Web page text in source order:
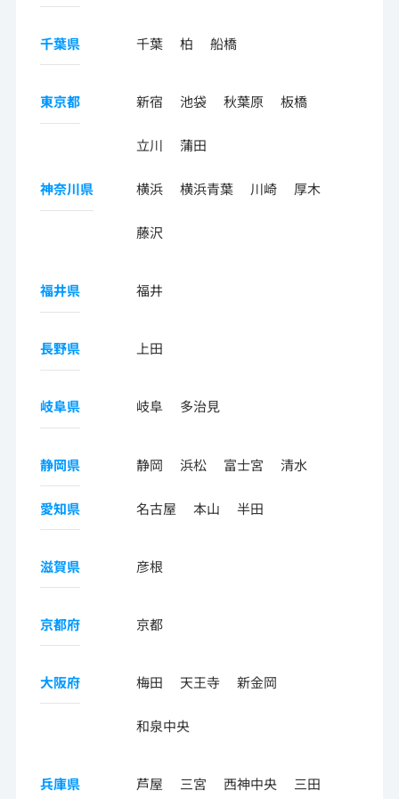
千葉県 千葉 柏 船橋
東京都 新宿 池袋 秋葉原 板橋
立川 蒲田
神奈川県 横浜 横浜青葉 川崎 厚木
藤沢
福井県 福井
長野県 上田
岐阜県 岐阜 多治見
静岡県 静岡 浜松 富士宮 清水
愛知県 名古屋 本山 半田
滋賀県 彦根
京都府 京都
大阪府 梅田 天王寺 新金岡
和泉中央
兵庫県 芦屋 三宮 西神中央 三田